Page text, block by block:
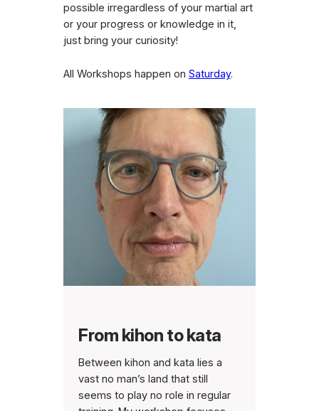
possible irregardless of your martial art
or your progress or knowledge in it,
just bring your curiosity!
All Workshops happen on Saturday.
From kihon to kata
Between kihon and kata lies a
vast no man’s land that still
seems to play no role in regular